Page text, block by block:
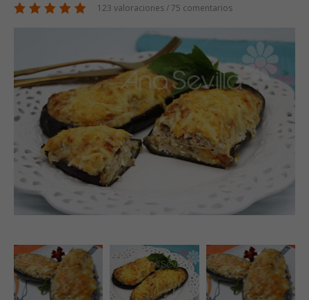
123 valoraciones / 75 comentarios